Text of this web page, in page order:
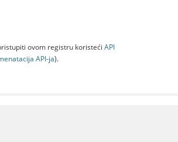
ovom registru koristeći API
API-jа).